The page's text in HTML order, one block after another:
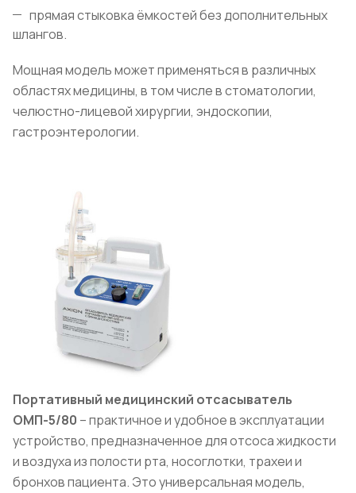
прямая стыковка ёмкостей без дополнительных
шлангов.
Мощная модель может применяться в различных
областях медицины, в том числе в стоматологии,
челюстно-лицевой хирургии, эндоскопии,
гастроэнтерологии.
Портативный медицинский отсасыватель
ОМП-5/80 – практичное и удобное в эксплуатации
устройство, предназначенное для отсоса жидкости
и воздуха из полости рта, носоглотки, трахеи и
бронхов пациента. Это универсальная модель,